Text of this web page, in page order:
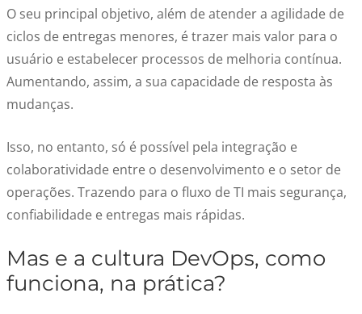
O seu principal objetivo, além de atender a agilidade de
ciclos de entregas menores, é trazer mais valor para o
usuário e estabelecer processos de melhoria contínua.
Aumentando, assim, a sua capacidade de resposta às
mudanças.
Isso, no entanto, só é possível pela integração e
colaboratividade entre o desenvolvimento e o setor de
operações. Trazendo para o fluxo de TI mais segurança,
confiabilidade e entregas mais rápidas.
Mas e a cultura DevOps, como
funciona, na prática?